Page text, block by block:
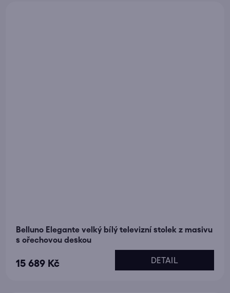
Belluno Elegante velký bílý televizní stolek z masivu
s ořechovou deskou
15 689 Kč DETAIL